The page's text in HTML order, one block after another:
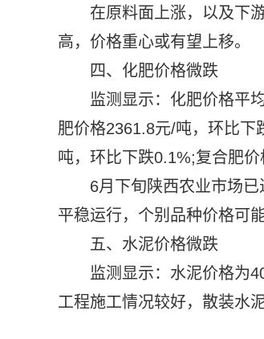
在原料面上涨，以及下
高，价格重心或有望上移。
四、化肥价格微跌
监测显示：化肥价格平
肥价格2361.8元/吨，环比
吨，环比下跌0.1%;复合肥价
6月下旬陕西农业市场
平稳运行，个别品种价格可
五、水泥价格微跌
监测显示：水泥价格为
工程施工情况较好，散装水